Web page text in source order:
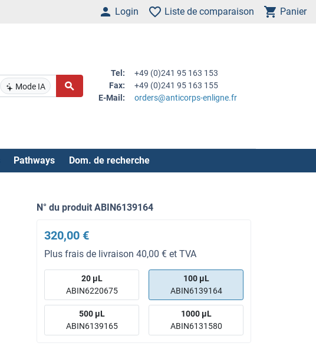
Login Liste de comparaison Panier
Mode IA
Tel:
+49 (0)241 95 163 153
Fax:
+49 (0)241 95 163 155
E-Mail:
orders@anticorps-enligne.fr
Pathways Dom. de recherche
N° du produit ABIN6139164
320,00 €
Plus frais de livraison 40,00 € et TVA
20 μL
ABIN6220675
100 μL
ABIN6139164
500 μL
ABIN6139165
1000 μL
ABIN6131580